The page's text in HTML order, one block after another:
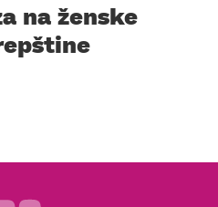
na ženske